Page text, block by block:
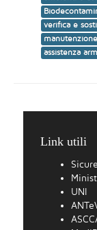
verifica e
assistenza
Link utili
UNI